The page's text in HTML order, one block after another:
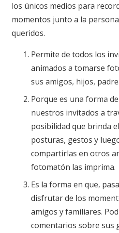
los únicos medios para
momentos junto a la
queridos.
Permite de todos los
animados a tomarse
sus amigos, hijos,
Porque es una forma
nuestros invitados a
posibilidad que brinda
posturas, gestos y
compartirlas en otros
fotomatón las imprima.
Es la forma en que,
disfrutar de los
amigos y familiares.
comentarios sobre sus